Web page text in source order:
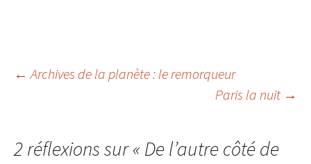
Navigation
← Archives de la planète : le remorqueur
Paris la nuit →
2 réflexions sur « De l’autre côté de